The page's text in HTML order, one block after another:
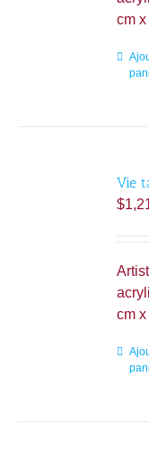
cm
Vie
$
cm